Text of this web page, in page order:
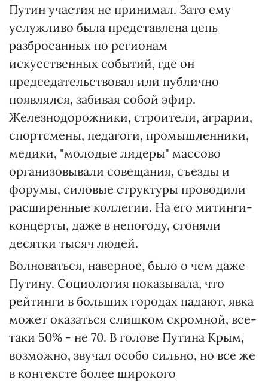
Путин участия не принимал. Зато ему
услужливо была представлена цепь
разбросанных по регионам
искусственных событий, где он
председательствовал или публично
появлялся, забивая собой эфир.
Железнодорожники, строители, аграрии,
спортсмены, педагоги, промышленники,
медики, "молодые лидеры" массово
организовывали совещания, съезды и
форумы, силовые структуры проводили
расширенные коллегии. На его митинги-
концерты, даже в непогоду, сгоняли
десятки тысяч людей.
Волноваться, наверное, было о чем даже
Путину. Социология показывала, что
рейтинги в больших городах падают, явка
может оказаться слишком скромной, все-
таки 50% - не 70. В голове Путина Крым,
возможно, звучал особо сильно, но все же
в контексте более широкого